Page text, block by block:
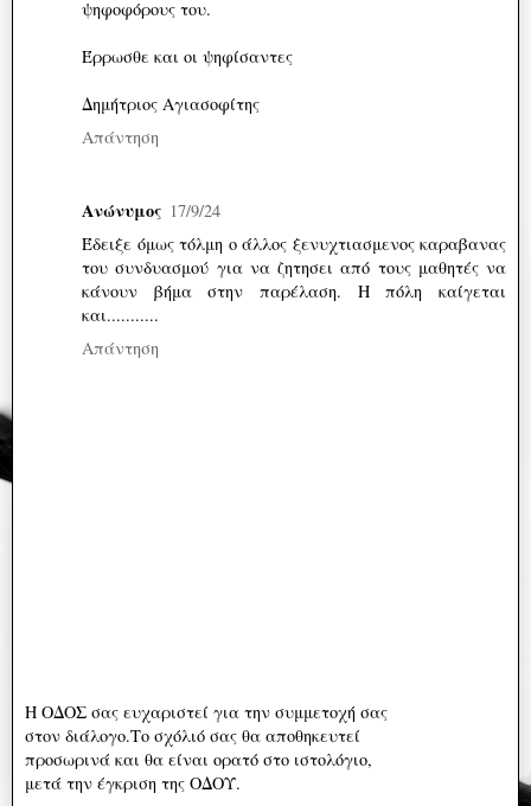
ψηφοφόρους του.
Έρρωσθε και οι ψηφίσαντες
Δημήτριος Αγιασοφίτης
Απάντηση
Ανώνυμος 17/9/24
Έδειξε όμως τόλμη ο άλλος ξενυχτιασμενος καραβανας
του συνδυασμού για να ζητησει από τους μαθητές να
κάνουν βήμα στην παρέλαση. Η πόλη καίγεται
και...........
Απάντηση
Η ΟΔΟΣ σας ευχαριστεί για την συμμετοχή σας
στον διάλογο.Το σχόλιό σας θα αποθηκευτεί
προσωρινά και θα είναι ορατό στο ιστολόγιο,
μετά την έγκριση της ΟΔΟΥ.